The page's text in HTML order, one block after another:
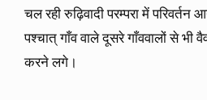
चल रही रुढ़िवादी परम्परा में
पश्चात् गाँव वाले दूसरे गाँववालों से भी
करने लगे।